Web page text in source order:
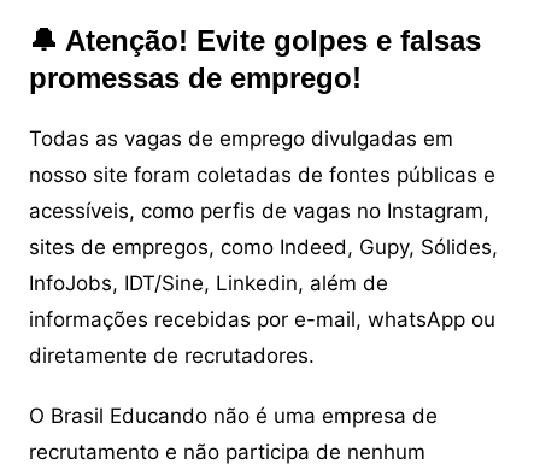
🔔 Atenção! Evite golpes e falsas
promessas de emprego!
Todas as vagas de emprego divulgadas em
nosso site foram coletadas de fontes públicas e
acessíveis, como perfis de vagas no Instagram,
sites de empregos, como Indeed, Gupy, Sólides,
InfoJobs, IDT/Sine, Linkedin, além de
informações recebidas por e-mail, whatsApp ou
diretamente de recrutadores.
O Brasil Educando não é uma empresa de
recrutamento e não participa de nenhum